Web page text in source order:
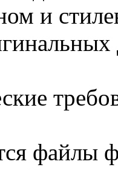
и
файлы